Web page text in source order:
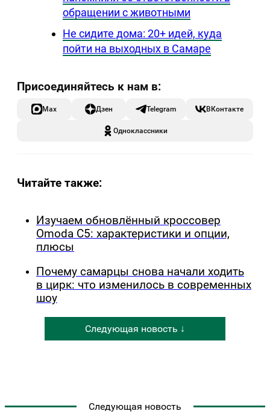
обращении с животными
Не сидите дома: 20+ идей, куда
пойти на выходных в Самаре
Max Дзен Telegram ВКонтакте
Одноклассники
Читайте также:
Изучаем обновлённый кроссовер
Omoda C5: характеристики и опции,
плюсы
Почему самарцы снова начали ходить
в цирк: что изменилось в современных
шоу
Следующая новость ↓
Следующая новость